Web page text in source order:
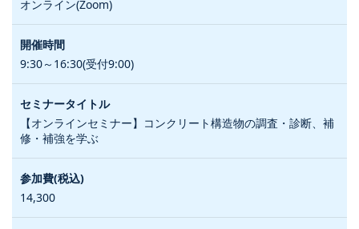
オンライン(Zoom)
9:30～16:30(受付9:00)
【オンラインセミナー】コンクリート構造物の調査・診断、補
修・補強を学ぶ
14,300